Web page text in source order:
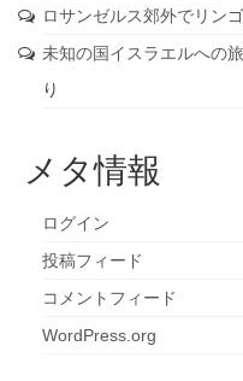
ロサンゼルス郊外でリン
未知の国イスラエルへの
り
メタ情報
ログイン
投稿フィード
コメントフィード
WordPress.org